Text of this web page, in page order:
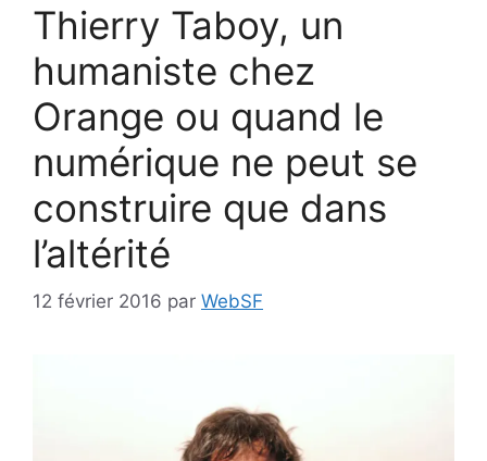
Thierry Taboy, un
humaniste chez
Orange ou quand le
numérique ne peut se
construire que dans
l’altérité
12 février 2016 par WebSF